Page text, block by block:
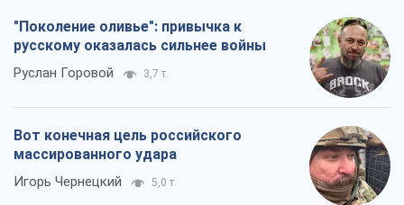
"Поколение оливье": привычка к
русскому оказалась сильнее войны
Руслан Горовой 3,7 т.
Вот конечная цель российского
массированного удара
Игорь Чернецкий 5,0 т.